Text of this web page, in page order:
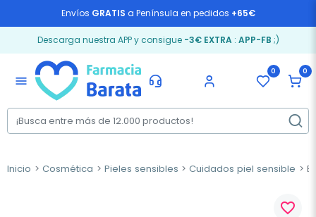
Envíos GRATIS a Península en pedidos +65€
Descarga nuestra APP y consigue -3€ EXTRA: APP-FB ;)
menu
0 0
Inicio Cosmética Pieles sensibles Cuidados piel sensible
favorite_border